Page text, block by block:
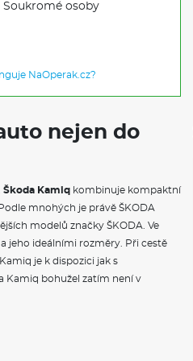
Soukromé osoby
NaOperak.cz?
nejen do
Škoda Kamiq kombinuje kompaktní
mnohých je právě ŠKODA
modelů značky ŠKODA. Ve
jeho ideálními rozměry. Při cestě
je k dispozici jak s
Kamiq bohužel zatím není v